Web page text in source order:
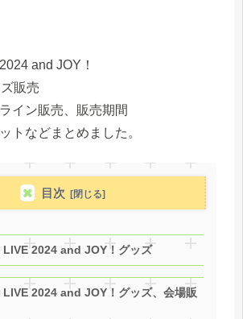
and JOY！
販売
イン販売、販売期間
トなどまとめました。
目次
LIVE 2024 and JOY！グッズ
LIVE 2024 and JOY！グッズ、会場販